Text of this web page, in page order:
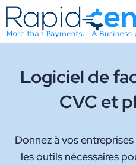
Aller
au
contenu
Logiciel de
CVC et
Donnez à vos
les outils nécessaires